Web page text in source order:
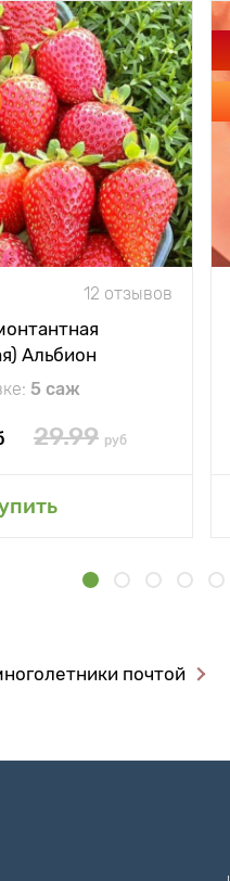
12 отзывов
Альбион
5 саж
29.99 руб
почтой